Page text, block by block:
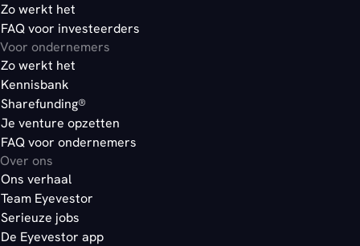
Zo werkt het
FAQ voor investeerders
Voor ondernemers
Zo werkt het
Kennisbank
Sharefunding®
Je venture opzetten
FAQ voor ondernemers
Over ons
Ons verhaal
Team Eyevestor
Serieuze jobs
De Eyevestor app